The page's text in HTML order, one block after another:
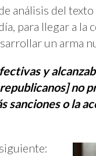
análisis del
para llegar a la
un arma
y
no
sanciones o la